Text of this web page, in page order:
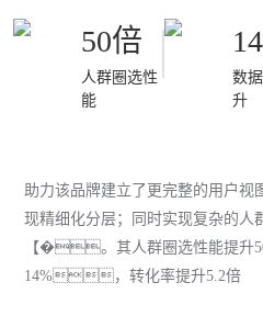
50倍
人群圈选性
能
数
升
助力该品牌建立了更完整的用户
现精细化分层；同时实现复杂的
【�。其人群圈选性能提升
14%，转化率提升5.2倍